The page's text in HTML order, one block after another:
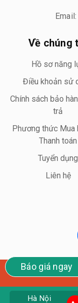
Báo giá ngay
Về chúng
Hồ sơ năng
Điều khoản sử
Chính sách bảo
trả
Phương thức Mua
Thanh toán
Tuyển dụng
Liên hệ
Wego Uniform –
Hà Nội